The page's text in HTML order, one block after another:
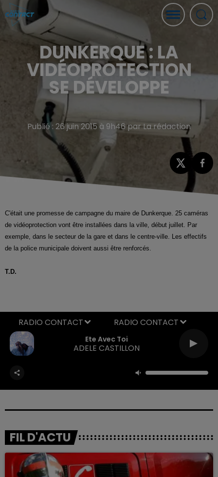
DUNKERQUE : LA
VIDÉOPROTECTION
SE DÉVELOPPE
Publié : 26 juin 2015 à 9h46 par La rédaction
C'était une promesse de campagne du maire de Dunkerque. 25 caméras
de vidéoprotection vont être installées dans la ville, début juillet. Par
exemple, dans le secteur de la gare et dans le centre-ville. Les effectifs
de la police municipale doivent aussi être renforcés.
T.D.
Ete Avec Toi
ADELE CASTILLON
RADIO CONTACT
FIL D'ACTU